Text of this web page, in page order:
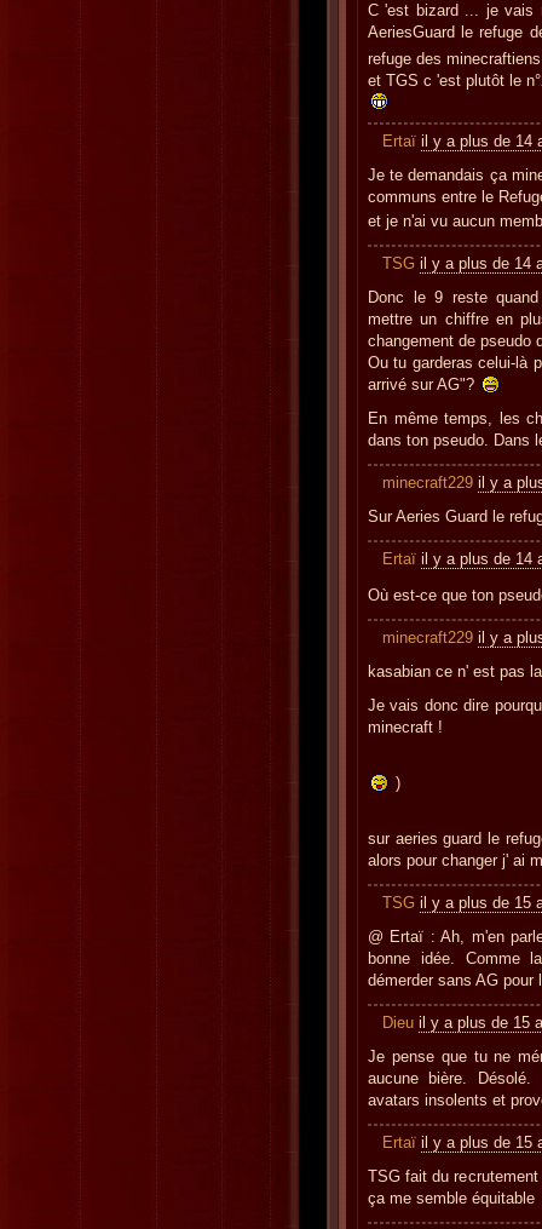
C 'est bizard ... je vais
AeriesGuard le refuge
refuge des
et TGS c 'est plutôt le
Ertaï il y a plus de 14
Je te demandais ça
communs entre le
et je n'ai vu aucun
TSG il y a plus de 14
Donc le 9 reste
mettre un chiffre en
changement de pseudo
Ou tu garderas celui-là
arrivé sur AG"?
En même temps, les
dans ton pseudo. Dans
minecraft229 il y a
Sur Aeries Guard le
Ertaï il y a plus de 14
Où est-ce que ton
minecraft229 il y a
kasabian ce n' est pas
Je vais donc dire
minecraft !
)
sur aeries guard le
alors pour changer j' ai
TSG il y a plus de 15
@ Ertaï : Ah, m'en
bonne idée. Comme
démerder sans AG
Dieu il y a plus de 15
Je pense que tu ne
aucune bière.
avatars insolents et
Ertaï il y a plus de 15
TSG fait du
ça me semble équitable